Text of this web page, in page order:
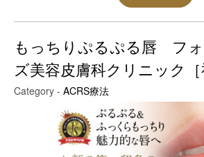
もっちりぷるぷる唇 フ
ズ美容皮膚科クリニック［
Category - ACRS療法